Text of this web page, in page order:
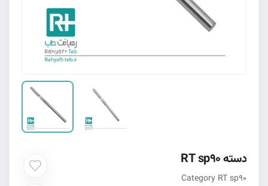
دسته RT sp90
Category RT sp90